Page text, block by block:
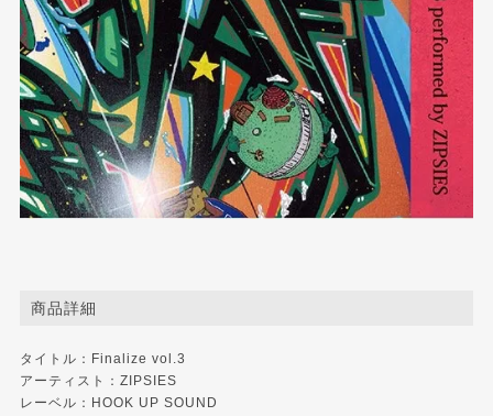
商品詳細
タイトル：Finalize vol.3
アーティスト：ZIPSIES
レーベル：HOOK UP SOUND